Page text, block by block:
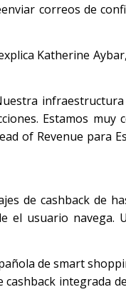
correos de
Katherine
Estamos muy
of Revenue para
de cashback de
el usuario navega.
de smart
integrada